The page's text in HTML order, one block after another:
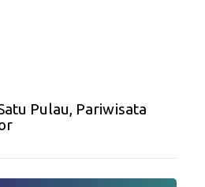
Pulau, Pariwisata